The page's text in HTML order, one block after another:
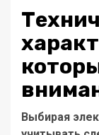
Выбирая